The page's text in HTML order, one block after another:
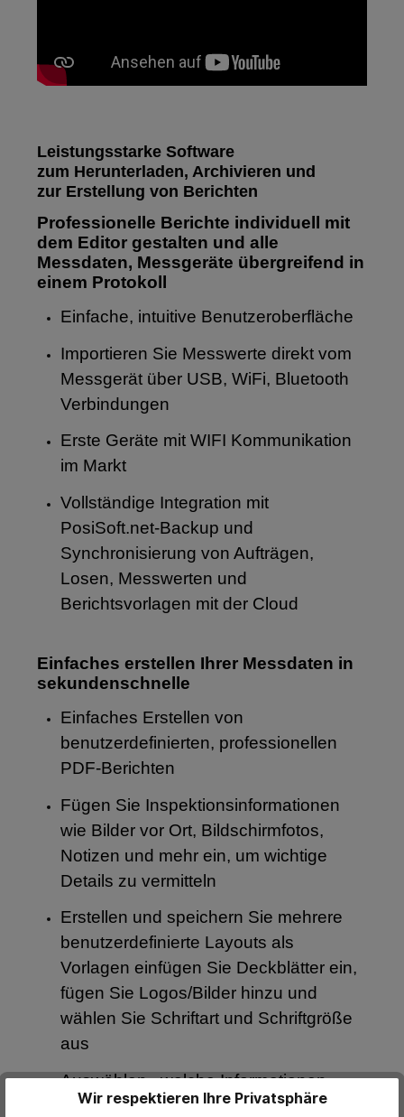
Leistungsstarke Software
zum Herunterladen, Archivieren und
zur Erstellung von Berichten
Professionelle Berichte individuell mit
dem Editor gestalten und alle
Messdaten, Messgeräte übergreifend in
einem Protokoll
Einfache, intuitive Benutzeroberfläche
Importieren Sie Messwerte direkt vom
Messgerät über USB, WiFi, Bluetooth
Verbindungen
Erste Geräte mit WIFI Kommunikation
im Markt
Vollständige Integration mit
PosiSoft.net-Backup und
Synchronisierung von Aufträgen,
Losen, Messwerten und
Berichtsvorlagen mit der Cloud
Einfaches erstellen Ihrer Messdaten in
sekundenschnelle
Einfaches Erstellen von
benutzerdefinierten, professionellen
PDF-Berichten
Fügen Sie Inspektionsinformationen
wie Bilder vor Ort, Bildschirmfotos,
Notizen und mehr ein, um wichtige
Details zu vermitteln
Erstellen und speichern Sie mehrere
benutzerdefinierte Layouts als
Vorlagen einfügen Sie Deckblätter ein,
fügen Sie Logos/Bilder hinzu und
wählen Sie Schriftart und Schriftgröße
aus
Auswählen, welche Informationen
angezeigt werden sollen – Diagramme,
Wir respektieren Ihre Privatsphäre